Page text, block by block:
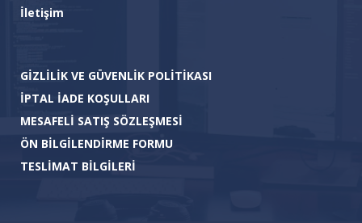
İletişim
GİZLİLİK VE GÜVENLİK POLİTİKASI
İPTAL İADE KOŞULLARI
MESAFELİ SATIŞ SÖZLEŞMESİ
ÖN BİLGİLENDİRME FORMU
TESLİMAT BİLGİLERİ